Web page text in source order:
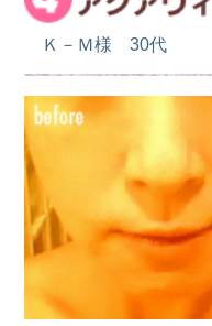
Ｋ－Ｍ様 30代